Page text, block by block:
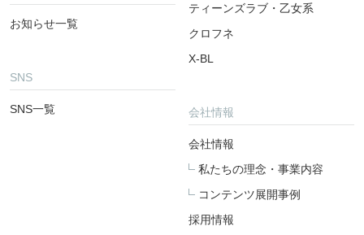
お知らせ一覧
SNS
SNS一覧
ティーンズラブ・乙女系
クロフネ
X-BL
会社情報
会社情報
私たちの理念・事業内容
コンテンツ展開事例
採用情報